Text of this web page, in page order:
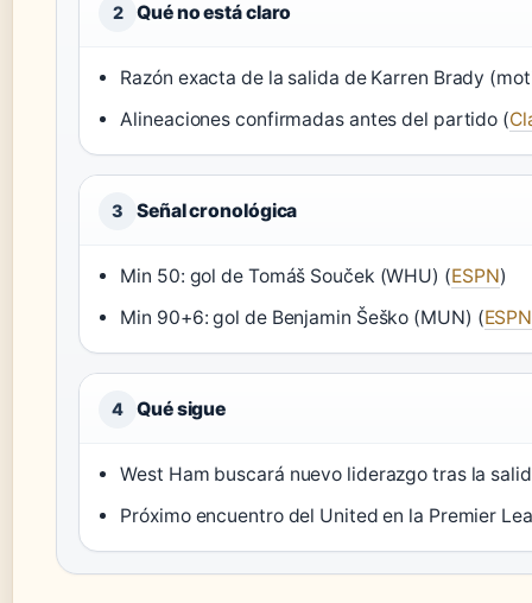
2 Qué no está claro
Razón exacta de la salida de Karren Brady
Alineaciones confirmadas antes del partido (
3 Señal cronológica
Min 50: gol de Tomáš Souček (WHU) (ESPN)
Min 90+6: gol de Benjamin Šeško (MUN) (ESPN
4 Qué sigue
West Ham buscará nuevo liderazgo tras la
Próximo encuentro del United en la Premier